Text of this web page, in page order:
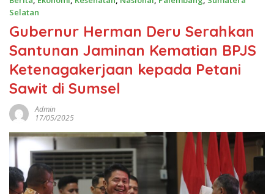
Selatan
Gubernur Herman Deru Serahkan
Santunan Jaminan Kematian BPJS
Ketenagakerjaan kepada Petani
Sawit di Sumsel
Admin
17/05/2025